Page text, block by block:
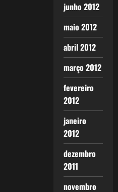
junho 2012
maio 2012
abril 2012
março 2012
fevereiro
2012
janeiro
2012
dezembro
2011
novembro